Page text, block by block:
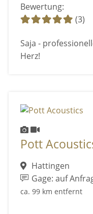
Bewertung:
(3)
Saja -
Herz!
Pott
Hattingen
Gage: auf
ca. 99 km entfernt